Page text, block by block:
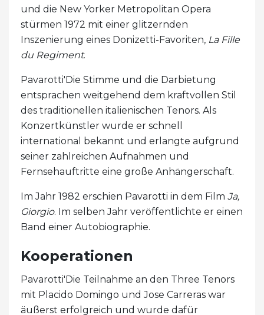
und die New Yorker Metropolitan Opera
stürmen 1972 mit einer glitzernden
Inszenierung eines Donizetti-Favoriten, La Fille
du Regiment.
Pavarotti'Die Stimme und die Darbietung
entsprachen weitgehend dem kraftvollen Stil
des traditionellen italienischen Tenors. Als
Konzertkünstler wurde er schnell
international bekannt und erlangte aufgrund
seiner zahlreichen Aufnahmen und
Fernsehauftritte eine große Anhängerschaft.
Im Jahr 1982 erschien Pavarotti in dem Film Ja,
Giorgio. Im selben Jahr veröffentlichte er einen
Band einer Autobiographie.
Kooperationen
Pavarotti'Die Teilnahme an den Three Tenors
mit Placido Domingo und Jose Carreras war
äußerst erfolgreich und wurde dafür